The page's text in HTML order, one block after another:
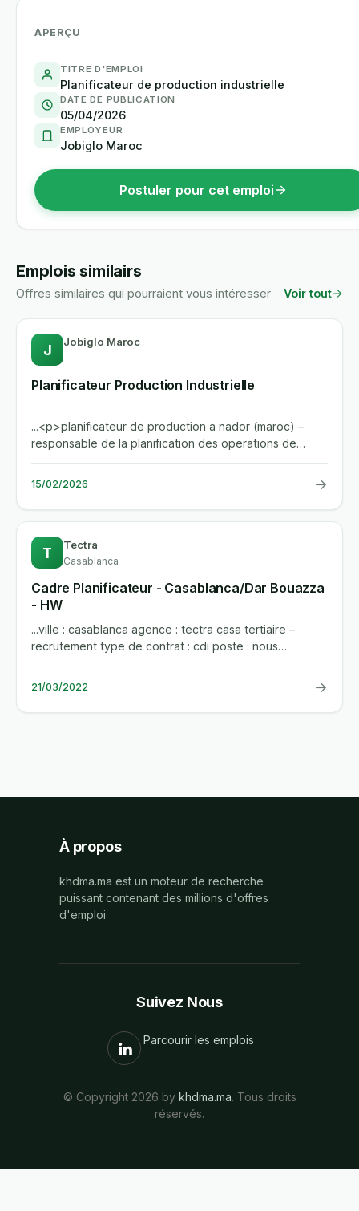
APERÇU
TITRE D'EMPLOI
Planificateur de production industrielle
DATE DE PUBLICATION
05/04/2026
EMPLOYEUR
Jobiglo Maroc
Postuler pour cet emploi
Emplois similairs
Offres similaires qui pourraient vous intéresser Voir tout
J Jobiglo Maroc
Planificateur Production Industrielle
...<p>planificateur de production a nador (maroc) –
responsable de la planification des operations de
production, de la...
15/02/2026 →
T Tectra
Casablanca
Cadre Planificateur - Casablanca/Dar Bouazza
- HW
...ville : casablanca agence : tectra casa tertiaire –
recrutement type de contrat : cdi poste : nous
recrutons un cadre...
21/03/2022 →
À propos
khdma.ma est un moteur de recherche
puissant contenant des millions d'offres
d'emploi
Suivez Nous
Parcourir les emplois
© Copyright 2026 by khdma.ma. Tous droits
réservés.